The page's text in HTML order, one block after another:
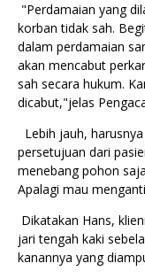
"Perdamaian yang
korban tidak sah.
dalam perdamaian
akan mencabut
sah secara hukum.
dicabut,"jelas
Lebih jauh,
persetujuan dari
menebang pohon
Apalagi mau
Dikatakan Hans,
jari tengah kaki
kanannya yang